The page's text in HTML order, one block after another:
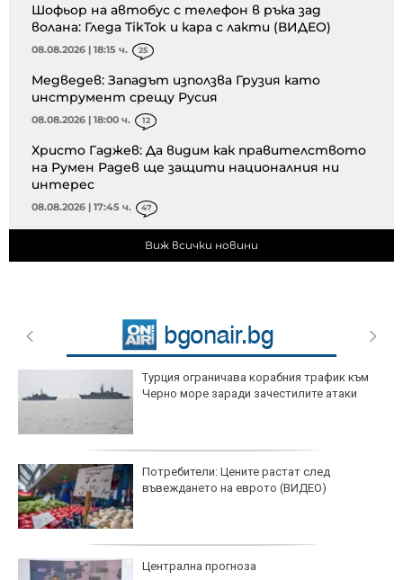
Шофьор на автобус с телефон в ръка зад
волана: Гледа TikTok и кара с лакти (ВИДЕО)
08.08.2026 | 18:15 ч. 25
Медведев: Западът използва Грузия като
инструмент срещу Русия
08.08.2026 | 18:00 ч. 12
Христо Гаджев: Да видим как правителството
на Румен Радев ще защити националния ни
интерес
08.08.2026 | 17:45 ч. 47
Виж всички новини
Турция ограничава корабния трафик към
Черно море заради зачестилите атаки
Потребители: Цените растат след
въвеждането на еврото (ВИДЕО)
Централна прогноза